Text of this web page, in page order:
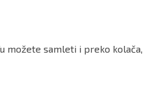
možete samleti i preko kolača,